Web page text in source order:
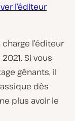
l’éditeur
l’éditeur
Si vous
gênants, il
dès
plus avoir le